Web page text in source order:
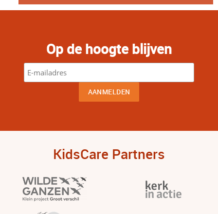
Op de hoogte blijven
KidsCare Partners